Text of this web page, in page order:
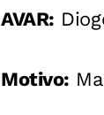
AVAR:
Motivo: